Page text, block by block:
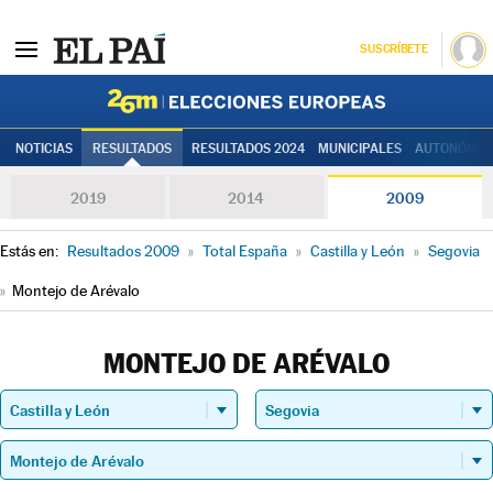
SUSCRÍBETE
NOTICIAS RESULTADOS RESULTADOS 2024 MUNICIPALES
2019 2014 2009
Estás en: Resultados 2009 » Total España » Castilla y León » Segovia
» Montejo de Arévalo
MONTEJO DE ARÉVALO